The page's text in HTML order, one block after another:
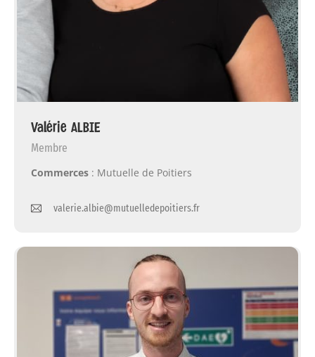
Valérie ALBIE
Membre
Commerces : Mutuelle de Poitiers
valerie.albie@mutuelledepoitiers.fr